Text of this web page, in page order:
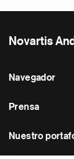
Novartis
Navegador
Prensa
Nuestro